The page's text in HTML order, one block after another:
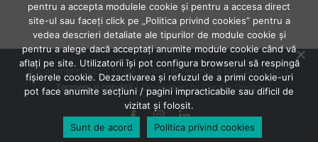
© Copyright 2021 | Toate drepturile rezervate MRL Iasi SPRL |
Termeni şi condiţii| Developed by Creativ Design
FacebookInstagramLinkedIn
pentru a accepta modulele cookie și pentru a accesa direct
site-ul sau faceți click pe „Politica privind cookies” pentru a
vedea descrieri detaliate ale tipurilor de module cookie și
pentru a alege dacă acceptați anumite module cookie când vă
aflați pe site. Utilizatorii își pot configura browserul să respingă
fișierele cookie. Dezactivarea și refuzul de a primi cookie-uri
pot face anumite secțiuni / pagini impracticabile sau dificil de
vizitat și folosit.
Sunt de acord
Politica privind cookies